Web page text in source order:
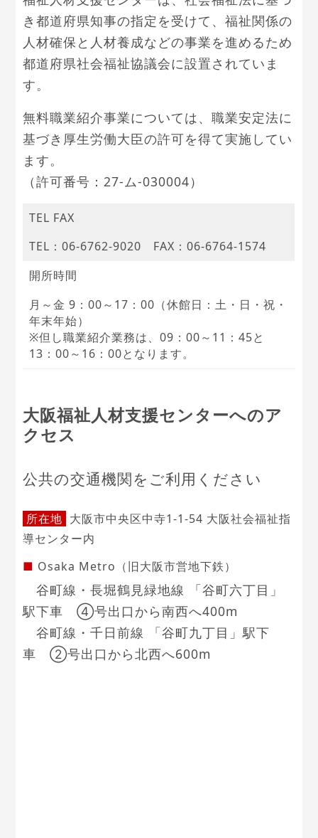
き都道府県知事の指定を受けて、福祉関係の
人材確保と人材養成などの事業を進めるため
都道府県社会福祉協議会に設置されていま
す。
無料職業紹介事業については、職業安定法に
基づき厚生労働大臣の許可を得て実施してい
ます。
（許可番号：27-ム-030004）
TEL FAX
TEL：06-6762-9020 FAX：06-6764-1574
開所時間
月～金 9：00～17：00（休館日：土・日・祝・
年末年始）
※但し職業紹介業務は、09：00～11：45と
13：00～16：00となります。
大阪福祉人材支援センターへのア
クセス
公共の交通機関をご利用ください
所在地 大阪市中央区中寺1-1-54 大阪社会福祉指
導センター内
■ Osaka Metro（旧大阪市営地下鉄）
谷町線・長堀鶴見緑地線 「谷町六丁目」
駅下車 ④号出口から南西へ400m
谷町線・千日前線 「谷町九丁目」駅下
車 ②号出口から北西へ600m